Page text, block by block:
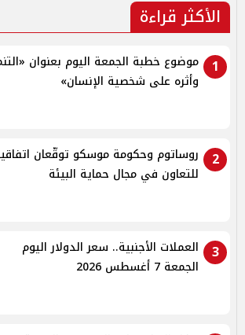
الأكثر قراءة
1
موضوع خطبة الجمعة اليوم بعنوان
وأثره على شخصية الإنسان»
2
روساتوم وحكومة موسكو توقّعان
للتعاون في مجال حماية البيئة
3
العملات الأجنبية.. سعر الدولار اليوم
الجمعة 7 أغسطس 2026